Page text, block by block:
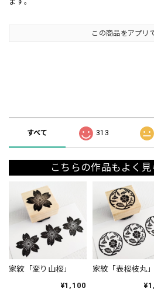
この商品をアプリ
すべて 313
こちらの作品もよく
家紋「変り山桜」
¥1,100
家紋「表桜枝丸」